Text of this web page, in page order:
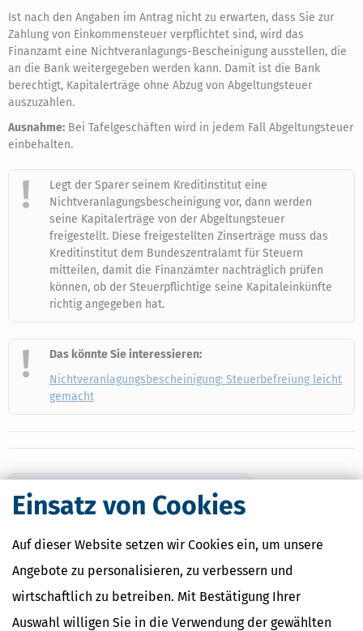
Einsatz von Cookies
Auf dieser Website setzen wir Cookies ein, um unsere
Angebote zu personalisieren, zu verbessern und
wirtschaftlich zu betreiben. Mit Bestätigung Ihrer
Auswahl willigen Sie in die Verwendung der gewählten
Ist nach den Angaben im Antrag nicht zu erwarten, dass Sie zur
Zahlung von Einkommensteuer verpflichtet sind, wird das
Finanzamt eine Nichtveranlagungs-Bescheinigung ausstellen, die
an die Bank weitergegeben werden kann. Damit ist die Bank
berechtigt, Kapitalerträge ohne Abzug von Abgeltungsteuer
auszuzahlen.
Ausnahme: Bei Tafelgeschäften wird in jedem Fall Abgeltungsteuer
einbehalten.
Legt der Sparer seinem Kreditinstitut eine
Nichtveranlagungsbescheinigung vor, dann werden
seine Kapitalerträge von der Abgeltungsteuer
freigestellt. Diese freigestellten Zinserträge muss das
Kreditinstitut dem Bundeszentralamt für Steuern
mitteilen, damit die Finanzämter nachträglich prüfen
können, ob der Steuerpflichtige seine Kapitaleinkünfte
richtig angegeben hat.
Das könnte Sie interessieren:
Nichtveranlagungsbescheinigung: Steuerbefreiung leicht
gemacht
komplett anzeigen >
Inhaltsübersicht
So kommen Sie zu Ihrer
Nichtveranlagungs-Bescheinigung
Kapitalerträgen